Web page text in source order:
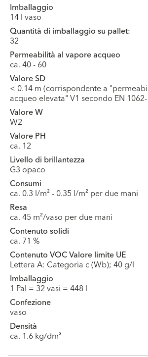
Imballaggio
14 l vaso
Quantità di imballaggio su pallet:
32
Permeabilità al vapore acqueo
ca. 40 - 60
Valore SD
< 0.14 m (corrispondente a
acqueo elevata" V1 secondo EN
Valore W
W2
Valore PH
ca. 12
Livello di brillantezza
G3 opaco
Consumi
ca. 0.3 l/m² - 0.35 l/m² per due mani
Resa
ca. 45 m²/vaso per due mani
Contenuto solidi
ca. 71 %
Contenuto VOC Valore limite UE
Lettera A: Categoria c (Wb); 40 g/l
Imballaggio
1 Pal = 32 vasi = 448 l
Confezione
vaso
Densità
ca. 1.6 kg/dm³